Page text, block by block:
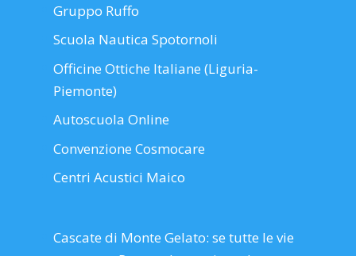
Gruppo Ruffo
Scuola Nautica Spotornoli
Officine Ottiche Italiane (Liguria-
Piemonte)
Autoscuola Online
Convenzione Cosmocare
Centri Acustici Maico
Cascate di Monte Gelato: se tutte le vie